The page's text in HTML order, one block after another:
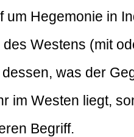
Hegemonie in
Westens (mit
was der
im Westen liegt,
Begriff.